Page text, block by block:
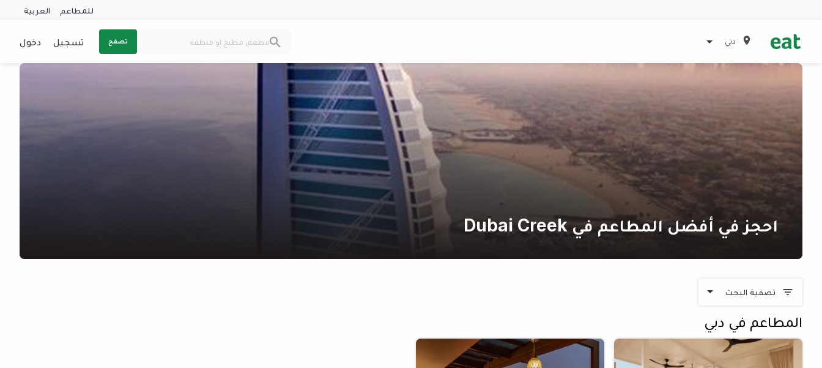
للمطاعم العربية
دبي تصفح تسجيل دخول
احجز في أفضل المطاعم في Dubai Creek
تصفية البحث
المطاعم في دبي